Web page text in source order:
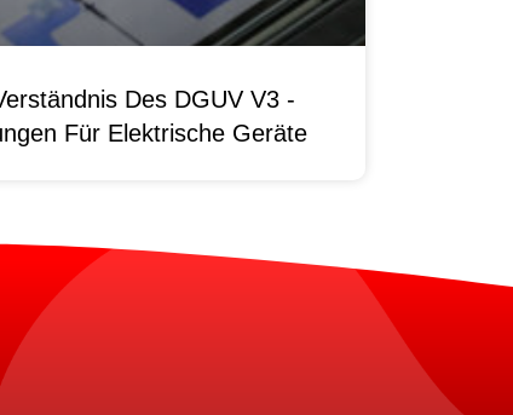
Des DGUV V3 -
Für Elektrische Geräte